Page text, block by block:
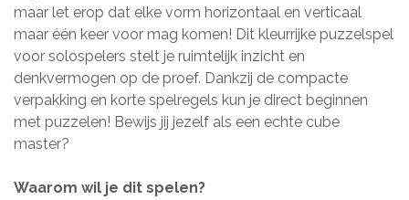
maar let erop dat elke vorm horizontaal en verticaal
maar één keer voor mag komen! Dit kleurrijke puzzelspel
voor solospelers stelt je ruimtelijk inzicht en
denkvermogen op de proef. Dankzij de compacte
verpakking en korte spelregels kun je direct beginnen
met puzzelen! Bewijs jij jezelf als een echte cube
master?
Waarom wil je dit spelen?